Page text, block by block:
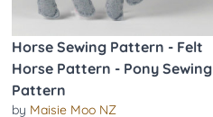
Horse Sewing Pattern - Felt
Horse Pattern - Pony Sewing
Pattern
by Maisie Moo NZ